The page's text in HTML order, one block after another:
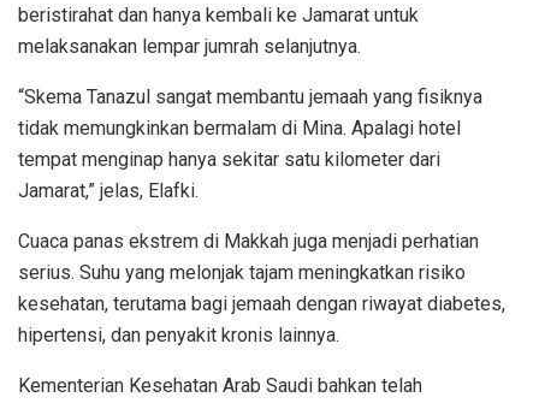
beristirahat dan hanya kembali ke Jamarat untuk
melaksanakan lempar jumrah selanjutnya.
“Skema Tanazul sangat membantu jemaah yang fisiknya
tidak memungkinkan bermalam di Mina. Apalagi hotel
tempat menginap hanya sekitar satu kilometer dari
Jamarat,” jelas, Elafki.
Cuaca panas ekstrem di Makkah juga menjadi perhatian
serius. Suhu yang melonjak tajam meningkatkan risiko
kesehatan, terutama bagi jemaah dengan riwayat diabetes,
hipertensi, dan penyakit kronis lainnya.
Kementerian Kesehatan Arab Saudi bahkan telah